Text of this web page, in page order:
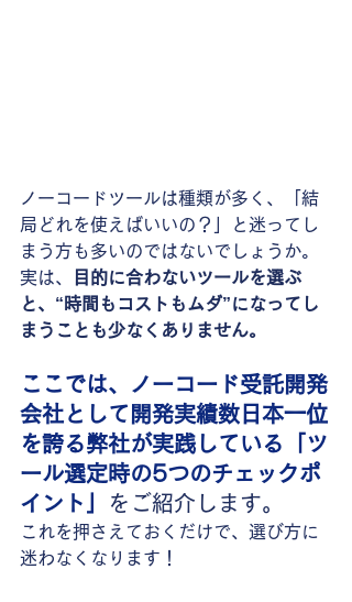
ノーコードツールは種類が多く、「結
局どれを使えばいいの？」と迷ってし
まう方も多いのではないでしょうか。
実は、
目的に合わないツールを選ぶ
と、“時間もコストもムダ”になってし
まうことも少なくありません。
ここでは、ノーコード受託開発
会社として開発実績数日本一位
を誇る弊社が実践している「ツ
ール選定時の5つのチェックポ
イント」
をご紹介します。
これを押さえておくだけで、選び方に
迷わなくなります！